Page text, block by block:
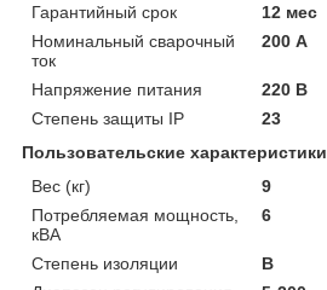
Гарантийный срок
12 мес
Номинальный сварочный
ток
200 А
Напряжение питания
220 В
Степень защиты IP
23
Пользовательские характеристики
Вес (кг)
9
Потребляемая мощность,
кВА
6
Cтепень изоляции
B